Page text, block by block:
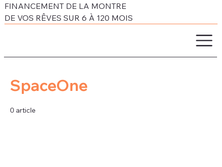
FINANCEMENT DE LA MONTRE
DE VOS RÊVES SUR 6 À 120 MOIS
SpaceOne
0 article